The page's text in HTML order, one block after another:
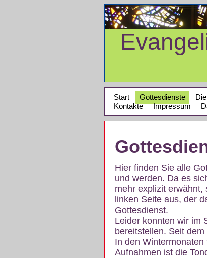
Start Gottesdienste
Kontakte
Impressum
Hier finden Sie alle
und werden. Da es
mehr explizit erwähnt,
linken Seite aus, der
Gottesdienst.
Leider konnten wir im
bereitstellen. Seit
In den
Aufnahmen ist die